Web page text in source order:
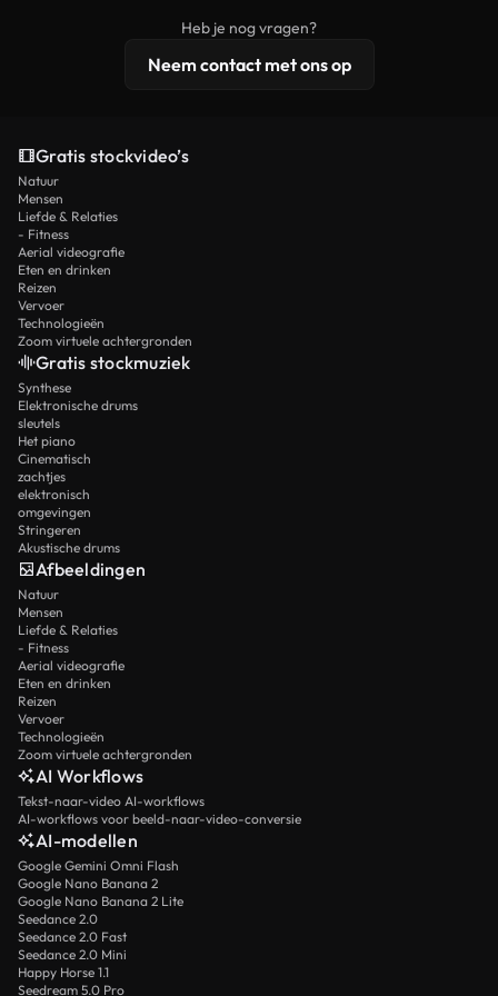
licentiebescherming omvat.
Heb je nog vragen?
Neem contact met ons op
Gratis stockvideo’s
Natuur
Mensen
Liefde & Relaties
- Fitness
Aerial videografie
Eten en drinken
Reizen
Vervoer
Technologieën
Zoom virtuele achtergronden
Gratis stockmuziek
Synthese
Elektronische drums
sleutels
Het piano
Cinematisch
zachtjes
elektronisch
omgevingen
Stringeren
Akustische drums
Afbeeldingen
Natuur
Mensen
Liefde & Relaties
- Fitness
Aerial videografie
Eten en drinken
Reizen
Vervoer
Technologieën
Zoom virtuele achtergronden
AI Workflows
Tekst-naar-video AI-workflows
AI-workflows voor beeld-naar-video-conversie
AI-modellen
Google Gemini Omni Flash
Google Nano Banana 2
Google Nano Banana 2 Lite
Seedance 2.0
Seedance 2.0 Fast
Seedance 2.0 Mini
Happy Horse 1.1
Seedream 5.0 Pro